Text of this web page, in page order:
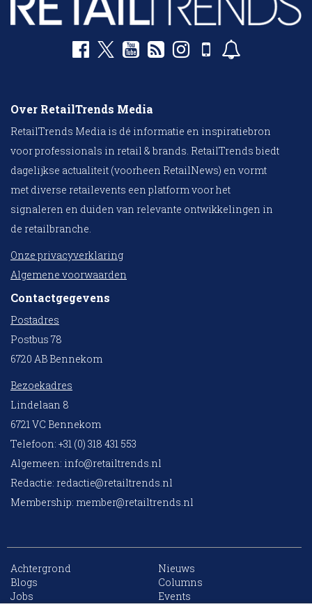
Over RetailTrends Media
RetailTrends Media is dé informatie en inspiratiebron
voor professionals in retail & brands. RetailTrends biedt
dagelijkse actualiteit (voorheen RetailNews) en vormt
met diverse retailevents een platform voor het
signaleren en duiden van relevante ontwikkelingen in
de retailbranche.
Onze privacyverklaring
Algemene voorwaarden
Contactgegevens
Postadres
Postbus 78
6720 AB Bennekom
Bezoekadres
Lindelaan 8
6721 VC Bennekom
Telefoon: +31 (0) 318 431 553
Algemeen: info@retailtrends.nl
Redactie: redactie@retailtrends.nl
Membership: member@retailtrends.nl
Achtergrond
Nieuws
Blogs
Columns
Jobs
Events
10 collega’s